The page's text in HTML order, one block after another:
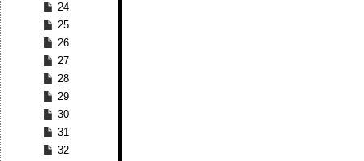
24
25
26
27
28
29
30
31
32